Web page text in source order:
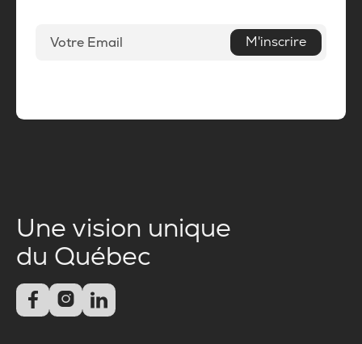
M'inscrire
Une vision unique
du Québec
  